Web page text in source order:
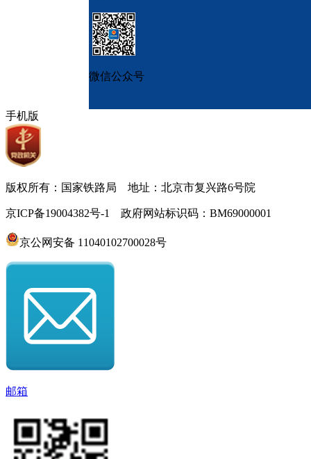
微信公众号
手机版
版权所有：国家铁路局 地址：北京市复兴路6号院
京ICP备19004382号-1 政府网站标识码：BM69000001
京公网安备 11040102700028号
邮箱